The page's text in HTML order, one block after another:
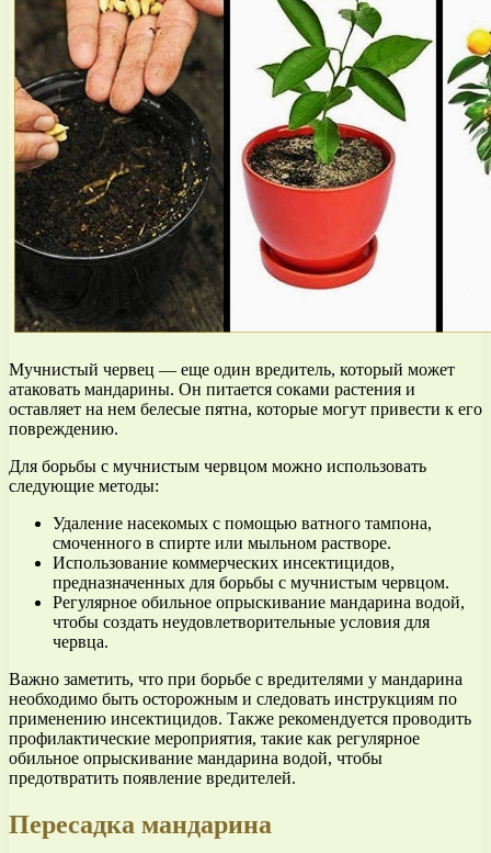
Мучнистый червец — еще один вредитель, который может
атаковать мандарины. Он питается соками растения и
оставляет на нем белесые пятна, которые могут привести к его
повреждению.
Для борьбы с мучнистым червцом можно использовать
следующие методы:
Удаление насекомых с помощью ватного тампона,
смоченного в спирте или мыльном растворе.
Использование коммерческих инсектицидов,
предназначенных для борьбы с мучнистым червцом.
Регулярное обильное опрыскивание мандарина водой,
чтобы создать неудовлетворительные условия для
червца.
Важно заметить, что при борьбе с вредителями у мандарина
необходимо быть осторожным и следовать инструкциям по
применению инсектицидов. Также рекомендуется проводить
профилактические мероприятия, такие как регулярное
обильное опрыскивание мандарина водой, чтобы
предотвратить появление вредителей.
Пересадка мандарина